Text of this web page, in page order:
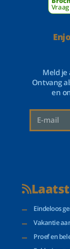
Meld je
Ontvang
en
Eindeloos
Vakantie
Proef en